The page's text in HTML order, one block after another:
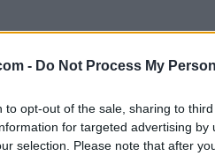
- Do Not Process My
to opt-out of the sale, sharing to
for targeted advertising
selection. Please note that after